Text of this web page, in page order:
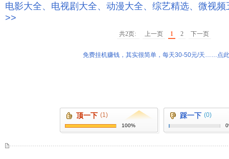
电影大全、电视剧大全、动漫大全、综艺精选、微视
>>
共2页: 上一页 1 2 下一页
免费挂机赚钱，其实很简单，每天30-50元/天……点
顶一下 (1)
100%
踩一下 (0)